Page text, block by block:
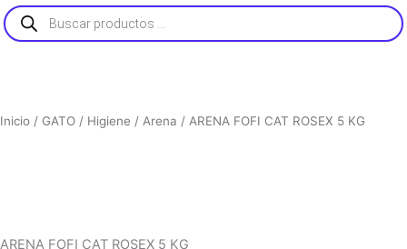
Búsqueda
de
productos
Inicio / GATO / Higiene / Arena / ARENA FOFI CAT ROSEX 5 KG
ARENA FOFI CAT ROSEX 5 KG